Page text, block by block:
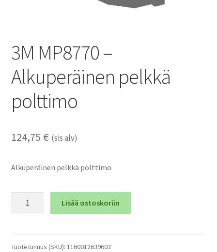
3M MP8770 –
Alkuperäinen pelkkä
polttimo
124,75 € (sis alv)
Alkuperäinen pelkkä polttimo
pelkkä
Lisää ostoskoriin
Tuotetunnus (SKU): 1160012639603